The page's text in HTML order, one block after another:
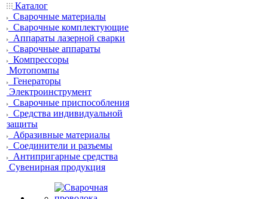
Каталог
Сварочные материалы
Сварочные комплектующие
Аппараты лазерной сварки
Сварочные аппараты
Компрессоры
Мотопомпы
Генераторы
Электроинструмент
Сварочные приспособления
Средства индивидуальной
защиты
Абразивные материалы
Соединители и разъемы
Антипригарные средства
Сувенирная продукция